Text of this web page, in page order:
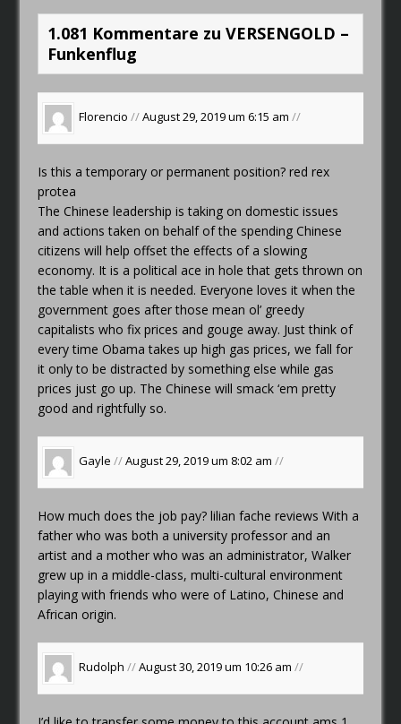
1.081 Kommentare zu VERSENGOLD –
Funkenflug
Florencio //August 29, 2019 um 6:15 am//
Is this a temporary or permanent position?red rex
protea
The Chinese leadership is taking on domestic issues
and actions taken on behalf of the spending Chinese
citizens will help offset the effects of a slowing
economy. It is a political ace in hole that gets thrown on
the table when it is needed. Everyone loves it when the
government goes after those mean ol’ greedy
capitalists who fix prices and gouge away. Just think of
every time Obama takes up high gas prices, we fall for
it only to be distracted by something else while gas
prices just go up. The Chinese will smack ‘em pretty
good and rightfully so.
Gayle //August 29, 2019 um 8:02 am//
How much does the job pay?lilian fache reviews With a
father who was both a university professor and an
artist and a mother who was an administrator, Walker
grew up in a middle-class, multi-cultural environment
playing with friends who were of Latino, Chinese and
African origin.
Rudolph //August 30, 2019 um 10:26 am//